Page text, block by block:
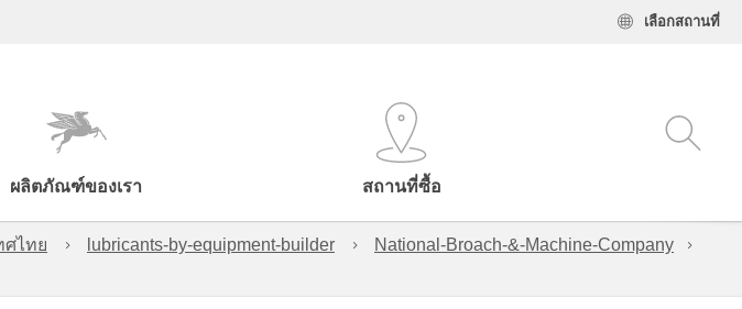
เลือกสถานที่
ผลิตภัณฑ์ของเรา สถานที่ซื้อ
ไทย lubricants-by-equipment-builder
National-Broach-&-Machine-Company